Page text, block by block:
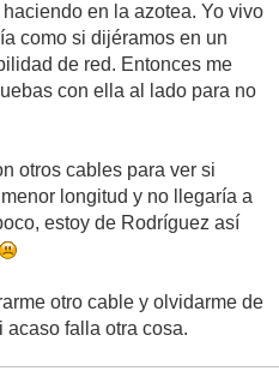
en la azotea. Yo vivo
como si dijéramos en un
de red. Entonces me
con ella al lado para no
otros cables para ver si
longitud y no llegaría a
estoy de Rodríguez así
otro cable y olvidarme de
acaso falla otra cosa.